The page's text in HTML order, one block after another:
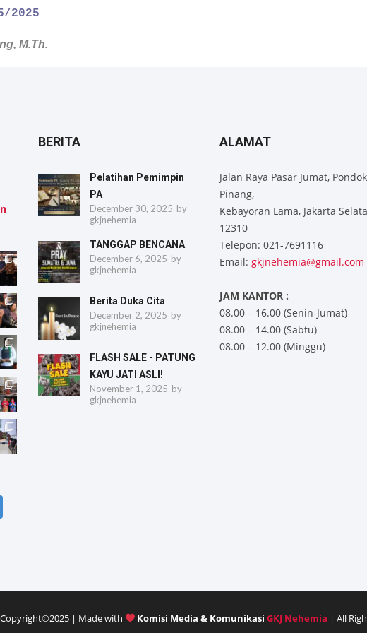
2025
M.Th.
BERITA
Pelatihan Pemimpin
PA
December 30, 2025 by
gkjnehemia
TANGGAP BENCANA
December 6, 2025 by
gkjnehemia
Berita Duka Cita
December 2, 2025 by
gkjnehemia
FLASH SALE - PATUNG
KAYU JATI ASLI!
November 1, 2025 by
gkjnehemia
ALAMAT
Jalan Raya Pasar Jumat, Pondok
Pinang,
Kebayoran Lama, Jakarta
12310
Telepon: 021-7691116
Email: gkjnehemia@gmail.com
JAM KANTOR :
08.00 – 16.00 (Senin-Jumat)
08.00 – 14.00 (Sabtu)
08.00 – 12.00 (Minggu)
Copyright©2025 | Made with Komisi Media & Komunikasi GKJ Nehemia | All